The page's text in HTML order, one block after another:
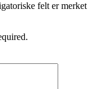
felt er merket